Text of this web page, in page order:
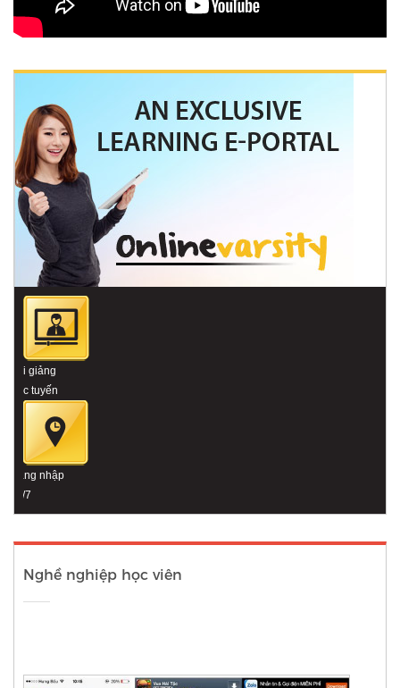
Bài giảng
trực tuyến
Đăng nhập
24/7
Nghề nghiệp học viên